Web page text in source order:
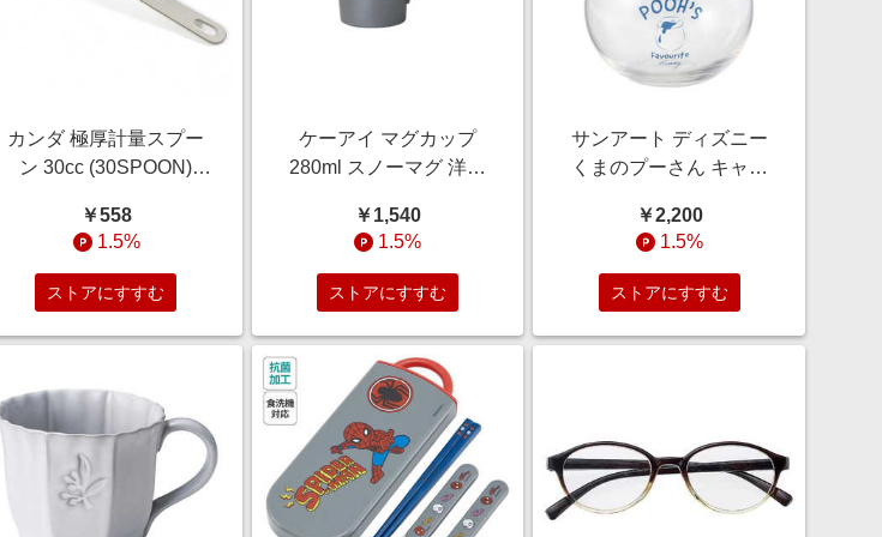
カンダ 極厚計量スプー
ン 30cc (30SPOON)
￥558
1.5%
ストアにすすむ
ケーアイ マグカップ
280ml スノーマグ 洋食
クトリコ マグカップ
280MLスノー
￥1,540
1.5%
ストアにすすむ
サンアート ディズニー
くまのプーさん キャン
￥2,200
1.5%
ストアにすすむ